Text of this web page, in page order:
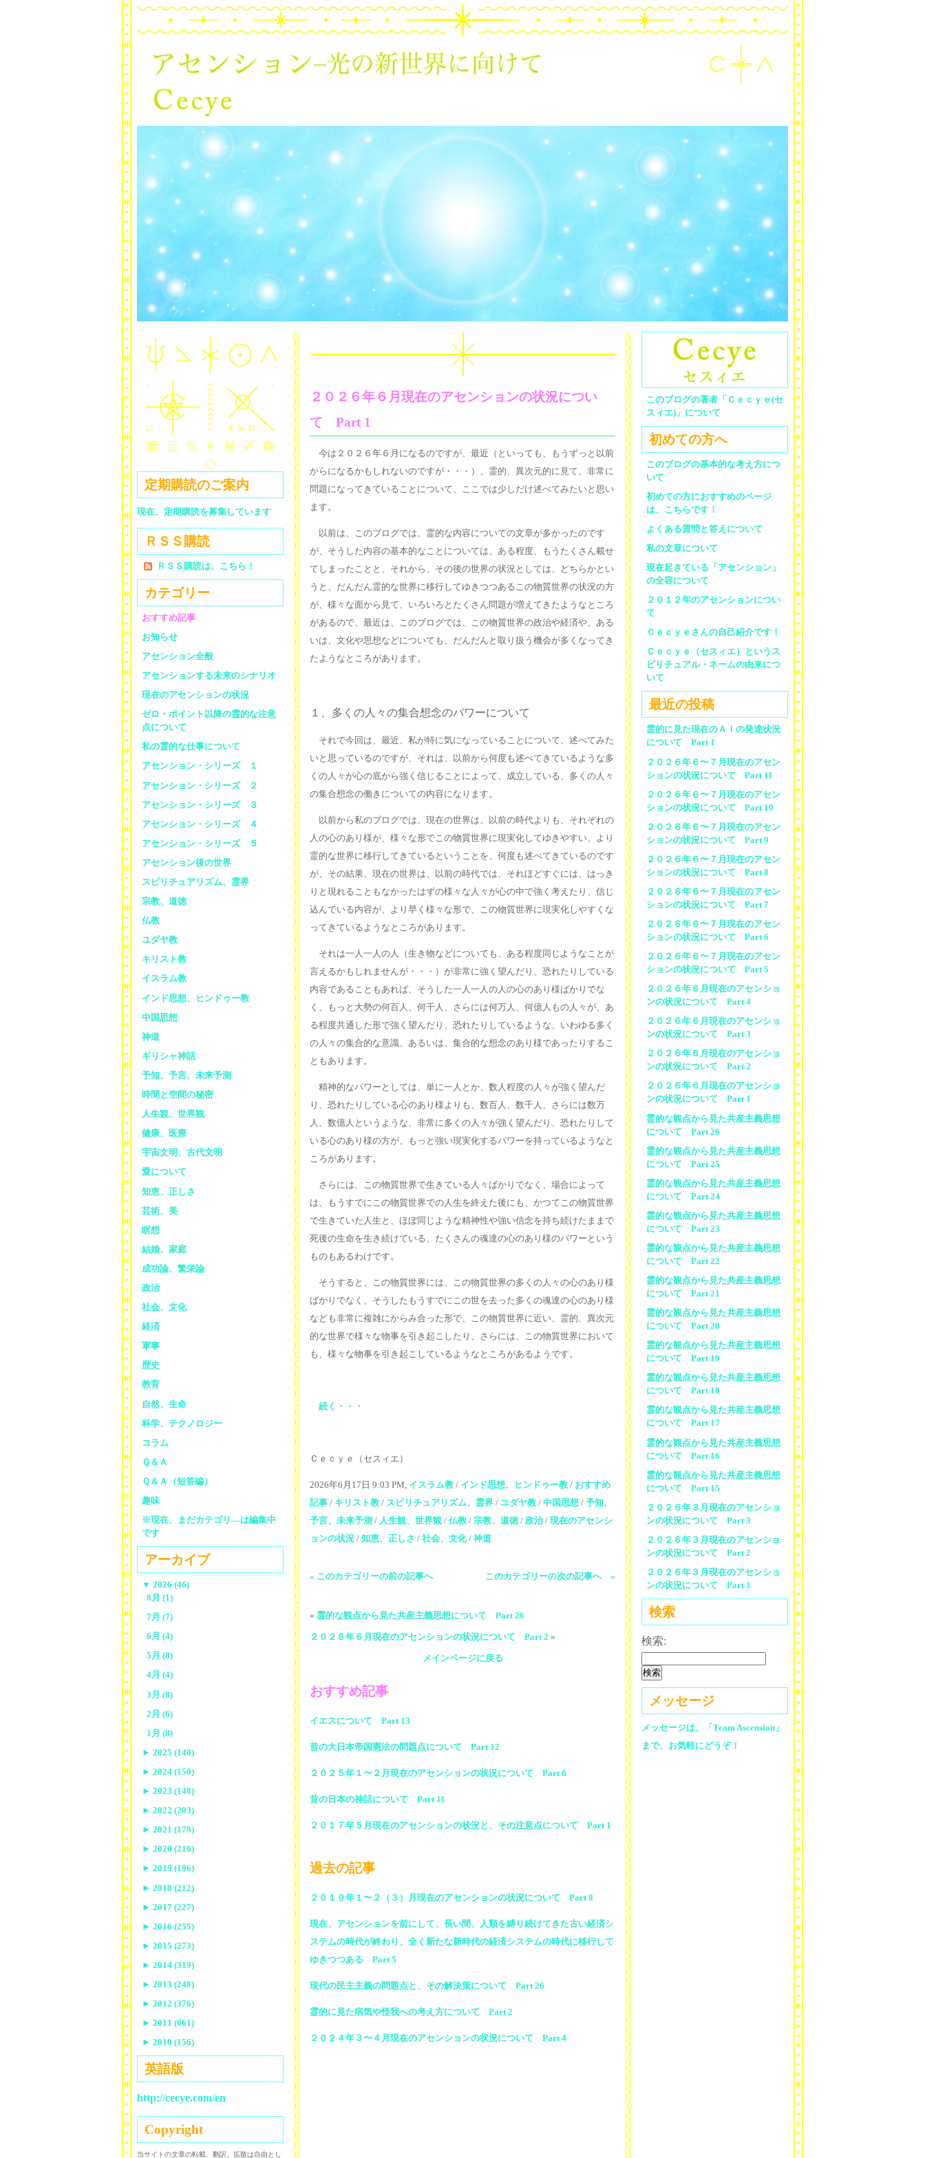
２０２６年６月現在のアセンションの状況につい
て Part 1
今は２０２６年６月になるのですが、最近（といっても、もうずっと以前
からになるかもしれないのですが・・・）、霊的、異次元的に見て、非常に
問題になってきていることについて、ここでは少しだけ述べてみたいと思い
ます。
以前は、このブログでは、霊的な内容についての文章が多かったのです
が、そうした内容の基本的なことについては、ある程度、もうたくさん載せ
てしまったことと、それから、その後の世界の状況としては、どちらかとい
うと、だんだん霊的な世界に移行してゆきつつあるこの物質世界の状況の方
が、様々な面から見て、いろいろとたくさん問題が増えてきたようなところ
があるので、最近は、このブログでは、この物質世界の政治や経済や、ある
いは、文化や思想などについても、だんだんと取り扱う機会が多くなってき
たようなところがあります。
１、多くの人々の集合想念のパワーについて
それで今回は、最近、私が特に気になっていることについて、述べてみた
いと思っているのですが、それは、以前から何度も述べてきているような多
くの人々が心の底から強く信じることによって、成立している、多くの人々
の集合想念の働きについての内容になります。
以前から私のブログでは、現在の世界は、以前の時代よりも、それぞれの
人の心のあり様が、様々な形でこの物質世界に現実化してゆきやすい、より
霊的な世界に移行してきているということを、何度も述べてきているのです
が、その結果、現在の世界は、以前の時代では、それほどすぐには、はっき
りと現れることもなかったはずの様々な人々が心の中で強く考えたり、信じ
込んでいる内容が、より早く様々な形で、この物質世界に現実化しやすくな
ってきているようなところがあります。
それは一人一人の人（生き物などについても、ある程度同じようなことが
言えるかもしれませんが・・・）が非常に強く望んだり、恐れたりしている
内容であることもあれば、そうした一人一人の人の心のあり様ばかりでな
く、もっと大勢の何百人、何千人、さらには何万人、何億人もの人々が、あ
る程度共通した形で強く望んだり、恐れたりしているような、いわゆる多く
の人々の集合的な意識、あるいは、集合的な想念のあり様であったりするこ
ともあります。
精神的なパワーとしては、単に一人とか、数人程度の人々が強く望んだ
り、恐れたりしている心のあり様よりも、数百人、数千人、さらには数万
人、数億人というような、非常に多くの人々が強く望んだり、恐れたりして
いる心のあり様の方が、もっと強い現実化するパワーを持っているようなと
ころがあります。
さらには、この物質世界で生きている人々ばかりでなく、場合によって
は、もうすでにこの物質世界での人生を終えた後にも、かつてこの物質世界
で生きていた人生と、ほぼ同じような精神性や強い信念を持ち続けたままで
死後の生命を生き続けている、たくさんの魂達の心のあり様のパワーという
ものもあるわけです。
そうすると、この物質世界には、この物質世界の多くの人々の心のあり様
ばかりでなく、そうしたもうすでにこの世を去った多くの魂達の心のあり様
なども非常に複雑にからみ合った形で、この物質世界に近い、霊的、異次元
的な世界で様々な物事を引き起こしたり、さらには、この物質世界において
も、様々な物事を引き起こしているようなところがあるようです。
続く・・・
Ｃｅｃｙｅ（セスィエ）
2026年6月17日 9:03 PM, イスラム教 / インド思想、ヒンドゥー教 / おすすめ
記事 / キリスト教 / スピリチュアリズム、霊界 / ユダヤ教 / 中国思想 / 予知、
予言、未来予測 / 人生観、世界観 / 仏教 / 宗教、道徳 / 政治/ 現在のアセンシ
ョンの状況 / 知恵、正しさ / 社会、文化/ 神道
« このカテゴリーの前の記事へ このカテゴリーの次の記事へ »
« 霊的な観点から見た共産主義思想について Part 26
２０２６年６月現在のアセンションの状況について Part 2 »
メインページに戻る
おすすめ記事
イエスについて Part 13
昔の大日本帝国憲法の問題点について Part 12
２０２５年１〜２月現在のアセンションの状況について Part 6
昔の日本の神話について Part 11
２０１７年５月現在のアセンションの状況と、その注意点について Part 1
過去の記事
２０１９年１〜２（３）月現在のアセンションの状況について Part 8
現在、アセンションを前にして、長い間、人類を縛り続けてきた古い経済シ
ステムの時代が終わり、全く新たな新時代の経済システムの時代に移行して
ゆきつつある Part 5
現代の民主主義の問題点と、その解決策について Part 26
霊的に見た病気や怪我への考え方について Part 2
２０２４年３〜４月現在のアセンションの状況について Part 4
このブログの著者「Ｃｅｃｙｅ(セ
スィエ)」について
初めての方へ
このブログの基本的な考え方につ
いて
初めての方におすすめのページ
は、こちらです！
よくある質問と答えについて
私の文章について
現在起きている「アセンション」
の全容について
２０１２年のアセンションについ
て
Ｃｅｃｙｅさんの自己紹介です！
Ｃｅｃｙｅ（セスィエ）というス
ピリチュアル・ネームの由来につ
いて
最近の投稿
霊的に見た現在のＡＩの発達状況
について Part 1
２０２６年６〜７月現在のアセン
ションの状況について Part 11
２０２６年６〜７月現在のアセン
ションの状況について Part 10
２０２６年６〜７月現在のアセン
ションの状況について Part 9
２０２６年６〜７月現在のアセン
ションの状況について Part 8
２０２６年６〜７月現在のアセン
ションの状況について Part 7
２０２６年６〜７月現在のアセン
ションの状況について Part 6
２０２６年６〜７月現在のアセン
ションの状況について Part 5
２０２６年６月現在のアセンショ
ンの状況について Part 4
２０２６年６月現在のアセンショ
ンの状況について Part 3
２０２６年６月現在のアセンショ
ンの状況について Part 2
２０２６年６月現在のアセンショ
ンの状況について Part 1
霊的な観点から見た共産主義思想
について Part 26
霊的な観点から見た共産主義思想
について Part 25
霊的な観点から見た共産主義思想
について Part 24
霊的な観点から見た共産主義思想
について Part 23
霊的な観点から見た共産主義思想
について Part 22
霊的な観点から見た共産主義思想
について Part 21
霊的な観点から見た共産主義思想
について Part 20
霊的な観点から見た共産主義思想
について Part 19
霊的な観点から見た共産主義思想
について Part 18
霊的な観点から見た共産主義思想
について Part 17
霊的な観点から見た共産主義思想
について Part 16
霊的な観点から見た共産主義思想
について Part 15
２０２６年３月現在のアセンショ
ンの状況について Part 3
２０２６年３月現在のアセンショ
ンの状況について Part 2
２０２６年３月現在のアセンショ
ンの状況について Part 1
検索
検索:
メッセージ
メッセージは、「Team Ascension」
まで、お気軽にどうぞ！
定期購読のご案内
現在、定期購読を募集しています
ＲＳＳ購読
ＲＳＳ購読は、こちら！
カテゴリー
おすすめ記事
お知らせ
アセンション全般
アセンションする未来のシナリオ
現在のアセンションの状況
ゼロ・ポイント以降の霊的な注意
点について
私の霊的な仕事について
アセンション・シリーズ １
アセンション・シリーズ ２
アセンション・シリーズ ３
アセンション・シリーズ ４
アセンション・シリーズ ５
アセンション後の世界
スピリチュアリズム、霊界
宗教、道徳
仏教
ユダヤ教
キリスト教
イスラム教
インド思想、ヒンドゥー教
中国思想
神道
ギリシャ神話
予知、予言、未来予測
時間と空間の秘密
人生観、世界観
健康、医療
宇宙文明、古代文明
愛について
知恵、正しさ
芸術、美
瞑想
結婚、家庭
成功論、繁栄論
政治
社会、文化
経済
軍事
歴史
教育
自然、生命
科学、テクノロジー
コラム
Ｑ＆Ａ
Ｑ＆Ａ（短答編）
趣味
※現在、まだカテゴリ—は編集中
です
アーカイブ
▼ 2026 (46)
8月 (1)
7月 (7)
6月 (4)
5月 (8)
4月 (4)
3月 (8)
2月 (6)
1月 (8)
► 2025 (140)
► 2024 (150)
► 2023 (148)
► 2022 (203)
► 2021 (179)
► 2020 (216)
► 2019 (196)
► 2018 (212)
► 2017 (227)
► 2016 (255)
► 2015 (273)
► 2014 (319)
► 2013 (248)
► 2012 (376)
► 2011 (661)
► 2010 (156)
英語版
http://cecye.com/en
Copyright
当サイトの文章の転載、翻訳、拡散は自由とし